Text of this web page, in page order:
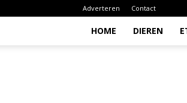
Adverteren Contact
HOME DIEREN